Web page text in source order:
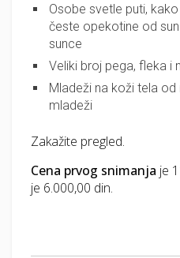
Osobe svetle puti,
česte opekotine od
sunce
Veliki broj pega, fleka i
Mladeži na koži tela
mladeži
Zakažite pregled.
Cena prvog snimanja je
je 6.000,00 din.